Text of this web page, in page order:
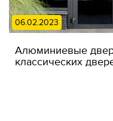
06.02.2023
Алюминиевые
классических